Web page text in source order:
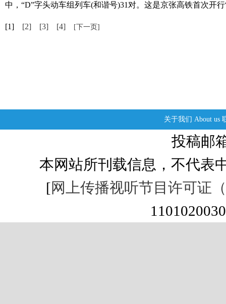
中，“D”字头动车组列车(和谐号)31对。这是京张高铁首次开
[1] [2] [3] [4] [下一页]
关于我们 About us
投稿邮
本网站所刊载信息，不代表
[网上传播视听节目许可证